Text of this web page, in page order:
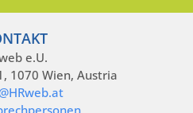
e.U.
1070 Wien, Austria